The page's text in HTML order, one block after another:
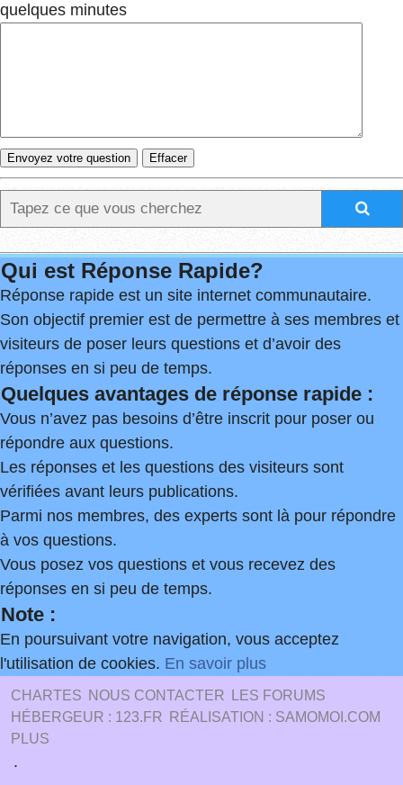
quelques minutes
Qui est Réponse Rapide?
Réponse rapide est un site internet communautaire.
Son objectif premier est de permettre à ses membres et
visiteurs de poser leurs questions et d’avoir des
réponses en si peu de temps.
Quelques avantages de réponse rapide :
Vous n’avez pas besoins d’être inscrit pour poser ou
répondre aux questions.
Les réponses et les questions des visiteurs sont
vérifiées avant leurs publications.
Parmi nos membres, des experts sont là pour répondre
à vos questions.
Vous posez vos questions et vous recevez des
réponses en si peu de temps.
Note :
En poursuivant votre navigation, vous acceptez
l'utilisation de cookies. En savoir plus
CHARTES NOUS CONTACTER
LES FORUMS
HÉBERGEUR : 123.FR
RÉALISATION : SAMOMOI.COM
PLUS
.